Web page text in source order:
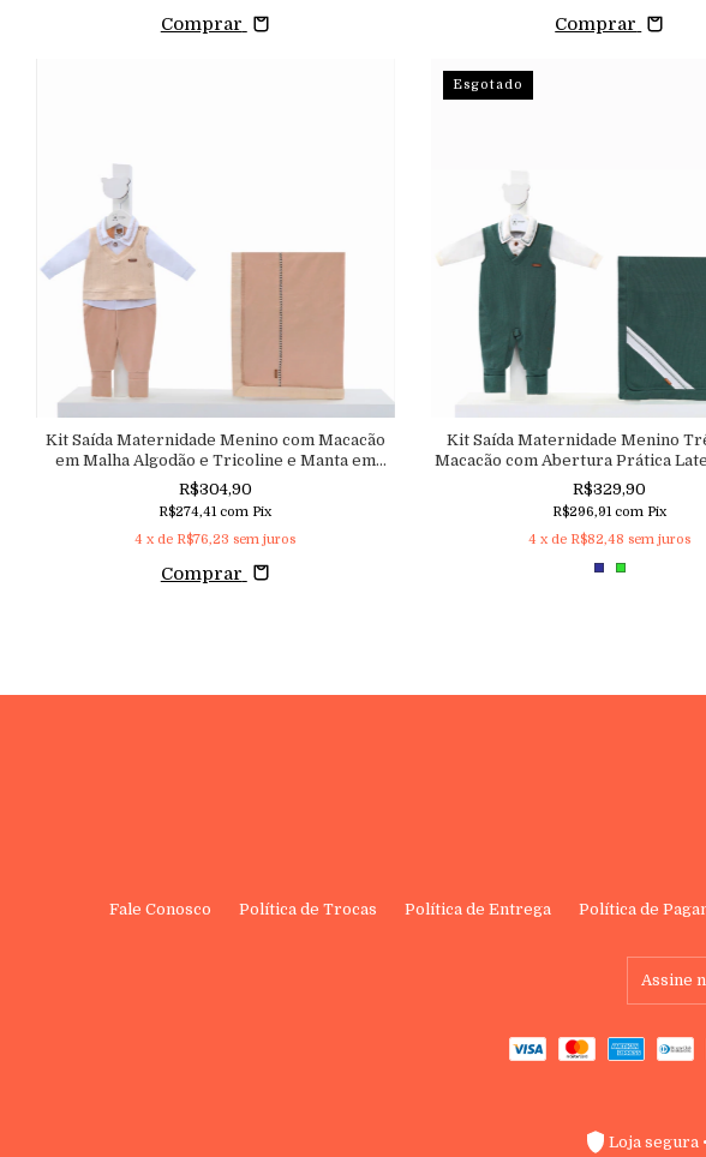
Comprar Comprar
Kit Saída Maternidade Menino com Macacão
em Malha Algodão e Tricoline e Manta em
Malha
R$304,90
R$274,41com Pix
4 x de R$76,23 sem juros
Comprar
Esgotado
Kit Saída Maternidade Menino
Macacão com Abertura Prática
Pé
R$329,90
R$296,91com Pix
4 x de R$82,48 sem juros
Fale Conosco Política de Trocas Política de Entrega Política de
Loja segura